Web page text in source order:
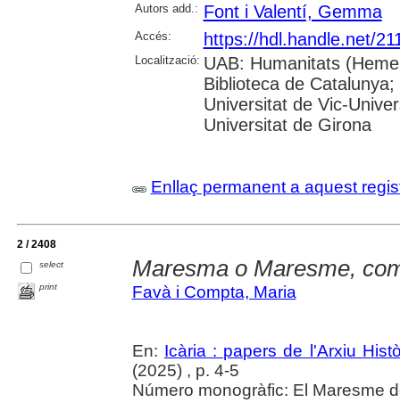
Autors add.: Font i Valentí, Gemma
Accés: https://hdl.handle.net/
Localització: UAB: Humanitats
Biblioteca de
Universitat de Vic-
Universitat de Girona
Enllaç permanent a aquest
2 / 2408
select
print
Maresma o Maresme,
Favà i Compta, Maria
En: Icària : papers de l'Arxiu
(2025) , p. 4-5
Número monogràfic: El Maresme